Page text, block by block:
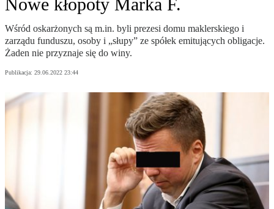
Wśród oskarżonych są m.in. byli prezesi domu maklerskiego i
zarządu funduszu, osoby i „słupy” ze spółek emitujących obligacje.
Żaden nie przyznaje się do winy.
Publikacja: 29.06.2022 23:44